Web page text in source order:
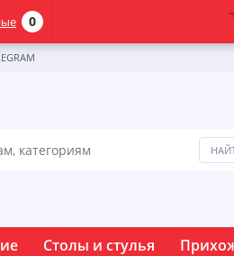
Столы и стулья
0